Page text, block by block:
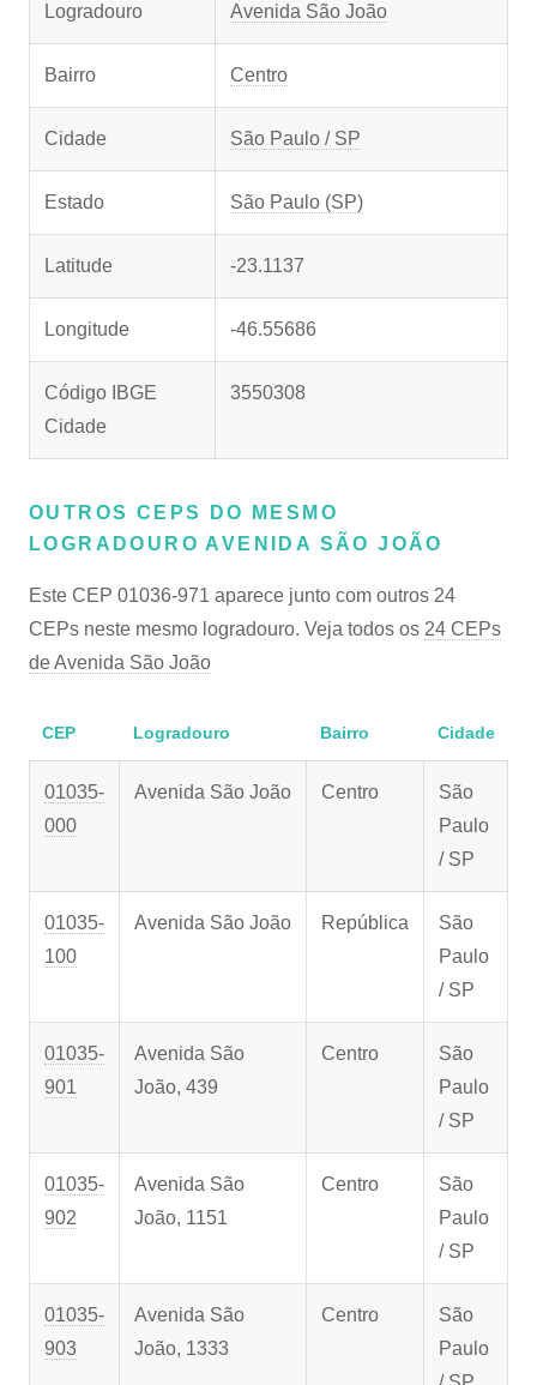
Logradouro Avenida São João
Bairro Centro
Cidade São Paulo / SP
Estado São Paulo (SP)
Latitude -23.1137
Longitude -46.55686
Código IBGE
Cidade
3550308
OUTROS CEPS DO MESMO
LOGRADOURO AVENIDA SÃO JOÃO
Este CEP 01036-971 aparece junto com outros 24
CEPs neste mesmo logradouro. Veja todos os 24 CEPs
de Avenida São João
CEP Logradouro Bairro Cidade
01035-
000
Avenida São João Centro
São
Paulo
/ SP
01035-
100
Avenida São João República
São
Paulo
/ SP
01035-
901
Avenida São
João, 439
Centro
São
Paulo
/ SP
01035-
902
Avenida São
João, 1151
Centro
São
Paulo
/ SP
01035-
903
Avenida São
João, 1333
Centro
São
Paulo